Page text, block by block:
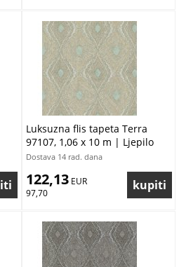
Luksuzna flis tapeta Terra
97107, 1,06 x 10 m | Ljepilo
besplatno
Dostava 14 rad. dana
122,13 EUR
97,70